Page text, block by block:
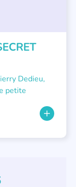
Dedieu,
petite